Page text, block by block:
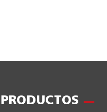
PRODUCTOS